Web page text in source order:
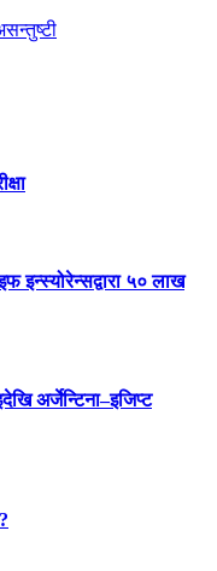
इन्स्योरेन्सद्वारा ५० लाख
अर्जेन्टिना–इजिप्ट